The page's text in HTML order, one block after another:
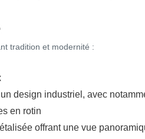
tradition et modernité :
design industriel, avec
en rotin
offrant une vue